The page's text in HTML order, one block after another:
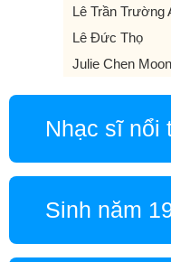
Lê Trần Trường
Lê Đức Thọ
Julie Chen
Nhạc sĩ nổi
Sinh năm